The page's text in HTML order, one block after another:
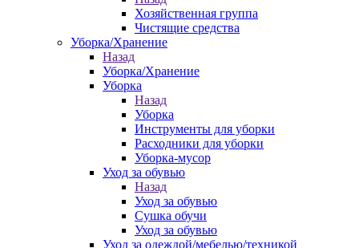
Хозяйственная группа
Чистящие средства
Уборка/Хранение
Назад
Уборка/Хранение
Уборка
Назад
Уборка
Инструменты для уборки
Расходники для уборки
Уборка-мусор
Уход за обувью
Назад
Уход за обувью
Сушка обучи
Уход за обувью
Уход за одеждой/мебелью/техникой